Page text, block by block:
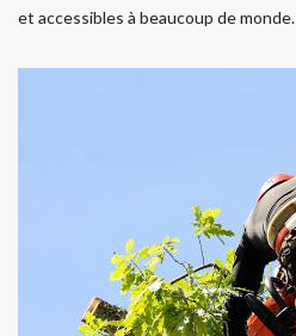
et accessibles à beaucoup de monde.